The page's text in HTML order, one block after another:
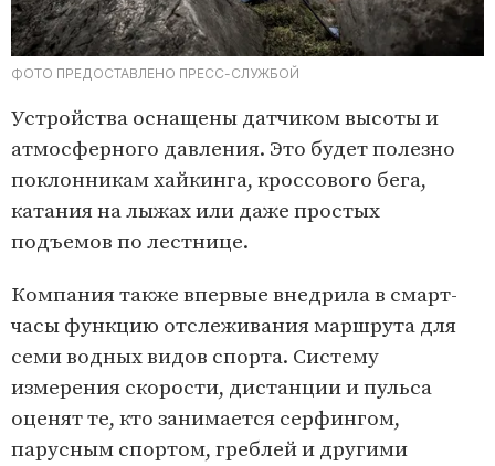
ФОТО ПРЕДОСТАВЛЕНО ПРЕСС-СЛУЖБОЙ
Устройства оснащены датчиком высоты и
атмосферного давления. Это будет полезно
поклонникам хайкинга, кроссового бега,
катания на лыжах или даже простых
подъемов по лестнице.
Компания также впервые внедрила в смарт-
часы функцию отслеживания маршрута для
семи водных видов спорта. Систему
измерения скорости, дистанции и пульса
оценят те, кто занимается серфингом,
парусным спортом, греблей и другими